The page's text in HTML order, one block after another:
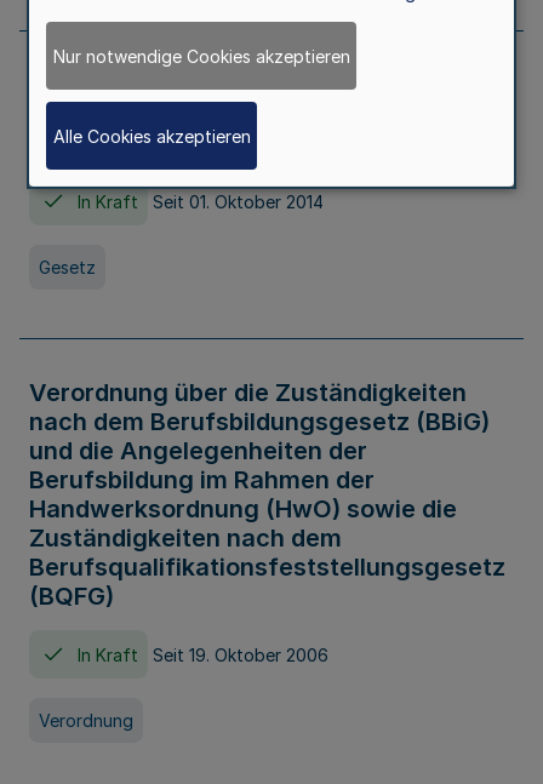
Gesetz über die Hochschulen des Landes
Nordrhein-Westfalen (Hochschulgesetz -
HG)
In Kraft Seit 01. Oktober 2014
Gesetz
Verordnung über die Zuständigkeiten
nach dem Berufsbildungsgesetz (BBiG)
und die Angelegenheiten der
Berufsbildung im Rahmen der
Handwerksordnung (HwO) sowie die
Zuständigkeiten nach dem
Berufsqualifikationsfeststellungsgesetz
(BQFG)
In Kraft Seit 19. Oktober 2006
Verordnung
Nur notwendige Cookies akzeptieren
Alle Cookies akzeptieren